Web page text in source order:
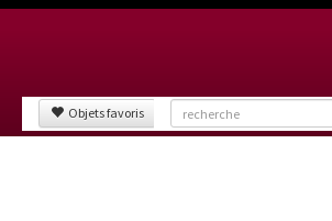
Objets favoris